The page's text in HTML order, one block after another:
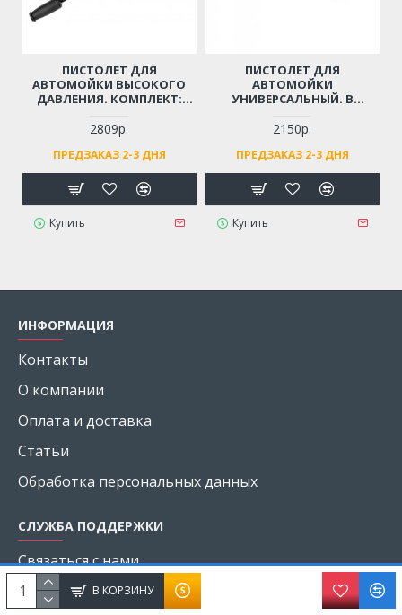
В КОРЗИНУ
ПИСТОЛЕТ ДЛЯ
АВТОМОЙКИ ВЫСОКОГО
ДАВЛЕНИЯ. КОМПЛЕКТ:
РЕГУЛИРУЮЩЕЙ СТРУЮ
ВОДЫ (РЕЗЬБА М14)
2809р.
ПРЕДЗАКАЗ 2-3 ДНЯ
Купить
ПИСТОЛЕТ ДЛЯ
АВТОМОЙКИ
УНИВЕРСАЛЬНЫЙ. В
(РЕЗЬБА М22)
2150р.
ПРЕДЗАКАЗ 2-3 ДНЯ
Купить
ИНФОРМАЦИЯ
Контакты
О компании
Оплата и доставка
Статьи
Обработка персональных данных
СЛУЖБА ПОДДЕРЖКИ
Связаться с нами
Возврат товара